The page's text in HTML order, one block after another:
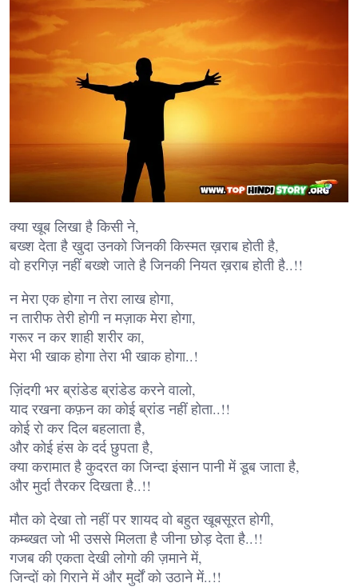
क्या खूब लिखा है किसी ने,
बख्श देता है खुदा उनको जिनकी किस्मत ख़राब होती है,
वो हरगिज़ नहीं बख्शे जाते है जिनकी नियत ख़राब होती है..!!
न मेरा एक होगा न तेरा लाख होगा,
न तारीफ तेरी होगी न मज़ाक मेरा होगा,
गरूर न कर शाही शरीर का,
मेरा भी खाक होगा तेरा भी खाक होगा..!
ज़िंदगी भर ब्रांडेड ब्रांडेड करने वालो,
याद रखना कफ़न का कोई ब्रांड नहीं होता..!!
कोई रो कर दिल बहलाता है,
और कोई हंस के दर्द छुपता है,
क्या करामात है कुदरत का जिन्दा इंसान पानी में डूब जाता है,
और मुर्दा तैरकर दिखता है..!!
मौत को देखा तो नहीं पर शायद वो बहुत खूबसूरत होगी,
कम्ब्खत जो भी उससे मिलता है जीना छोड़ देता है..!!
गजब की एकता देखी लोगो की ज़माने में,
जिन्दों को गिराने में और मुर्दों को उठाने में..!!